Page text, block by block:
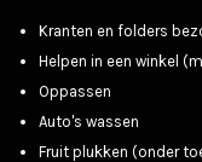
Kranten en folders
Helpen in een winkel
Oppassen
Auto's wassen
Fruit plukken (onder